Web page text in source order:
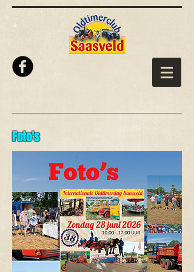
Foto's